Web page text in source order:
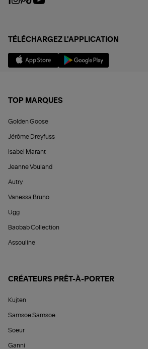
TÉLÉCHARGEZ L'APPLICATION
TOP MARQUES
Golden Goose
Jérôme Dreyfuss
Isabel Marant
Jeanne Vouland
Autry
Vanessa Bruno
Ugg
Baobab Collection
Assouline
CRÉATEURS PRÊT-À-PORTER
Kujten
Samsoe Samsoe
Soeur
Ganni